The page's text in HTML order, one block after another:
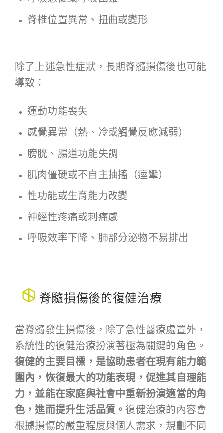
脊椎位置異常、扭曲或變形
除了上述急性症狀，長期脊髓損傷後也可能
導致：
運動功能喪失
感覺異常（熱、冷或觸覺反應減弱）
膀胱、腸道功能失調
肌肉僵硬或不自主抽搐（痙攣）
性功能或生育能力改變
神經性疼痛或刺痛感
呼吸效率下降、肺部分泌物不易排出
脊髓損傷後的復健治療
當脊髓發生損傷後，除了急性醫療處置外，
系統性的復健治療扮演著極為關鍵的角色。
復健的主要目標，是協助患者在現有能力範
圍內，恢復最大的功能表現，促進其自理能
力，並能在家庭與社會中重新扮演適當的角
色，進而提升生活品質。復健治療的內容會
根據損傷的嚴重程度與個人需求，規劃不同